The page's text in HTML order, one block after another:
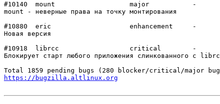
#10140	mount           	major   	-
mount - неверные права на точку монтирования
#10880	eric            	enhancement	-
Новая версия
#10918	librcc          	critical	-
Блокирует старт любого приложения слинкованного с
https://bugzilla.altlinux.org